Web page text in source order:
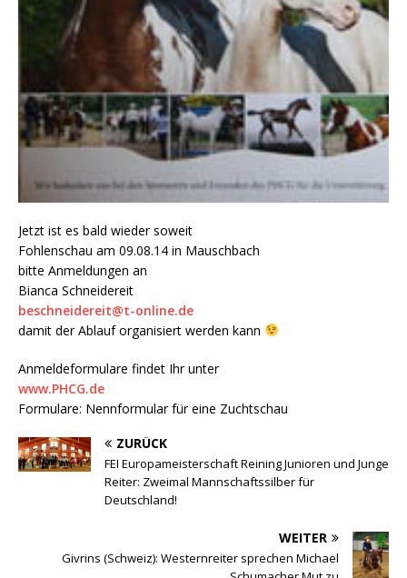
Jetzt ist es bald wieder soweit
Fohlenschau am 09.08.14 in Mauschbach
bitte Anmeldungen an
Bianca Schneidereit
beschneidereit@t-online.de
damit der Ablauf organisiert werden kann
Anmeldeformulare findet Ihr unter
www.PHCG.de
Formulare: Nennformular für eine Zuchtschau
ZURÜCK
FEI Europameisterschaft Reining Junioren und Junge
Reiter: Zweimal Mannschaftssilber für
Deutschland!
WEITER
Givrins (Schweiz): Westernreiter sprechen Michael